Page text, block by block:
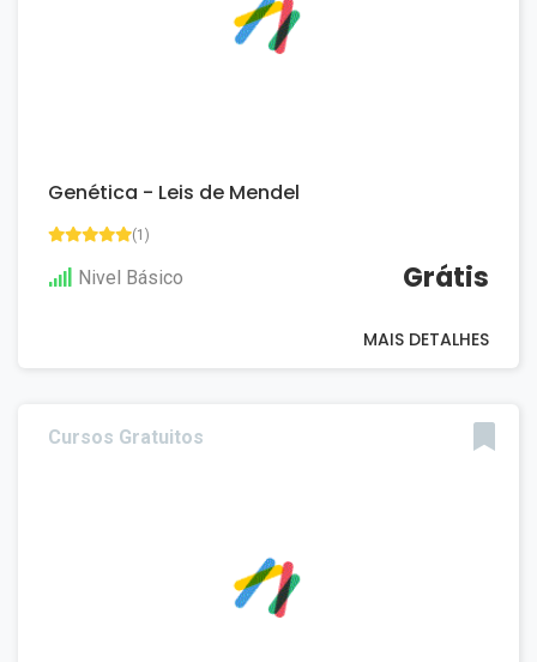
Genética - Leis de Mendel
(1)
Nivel Básico Grátis
MAIS DETALHES
Cursos Gratuitos